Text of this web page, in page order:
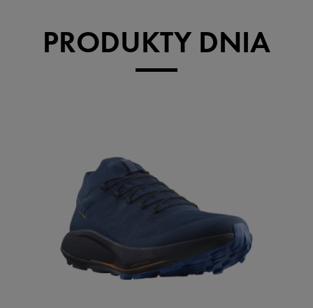
PRODUKTY DNIA